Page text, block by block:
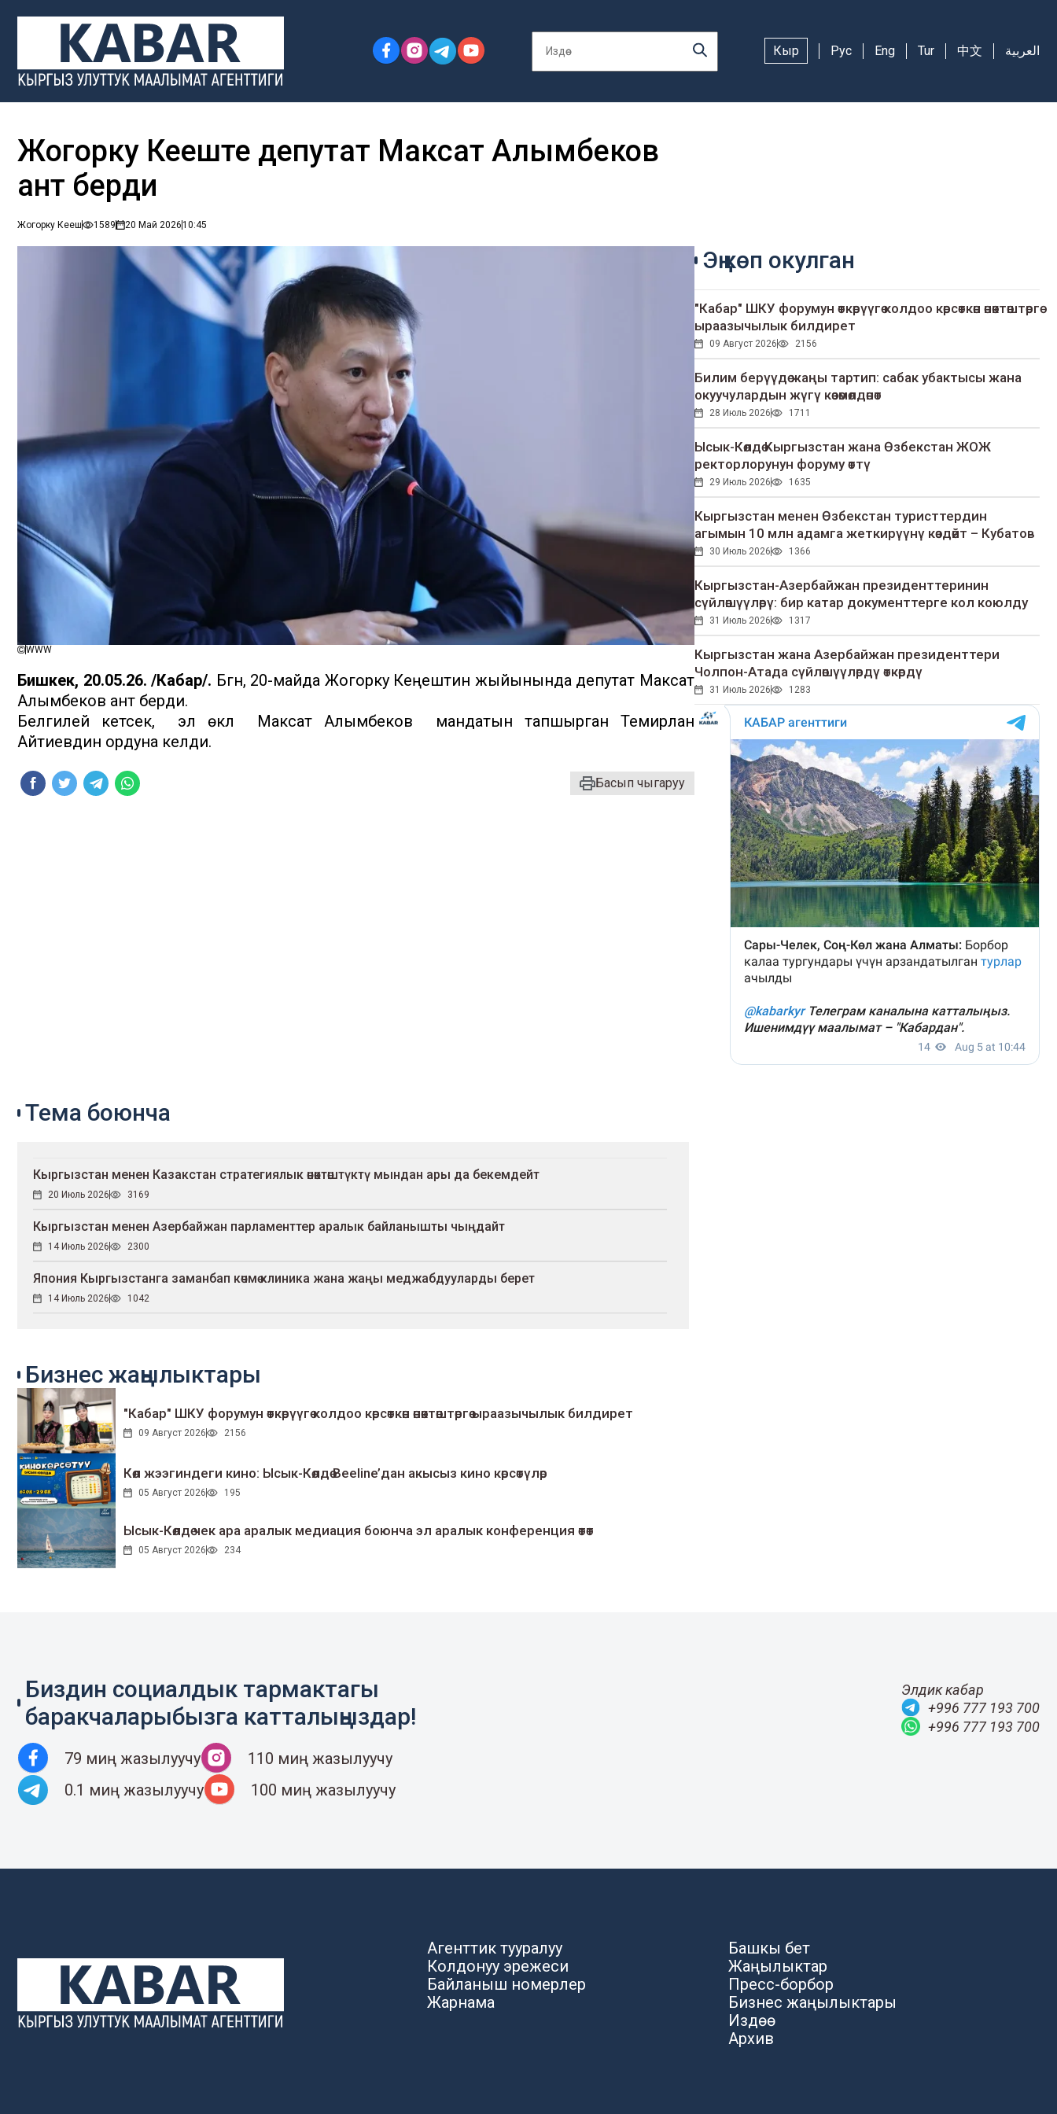
Кыр Рус Eng Tur 中文 العربية
Жогорку Кеңеште депутат Максат Алымбеков
ант берди
Жогорку Кеңеш 1589 20 Май 202610:45
WWW
Бишкек, 20.05.26. /Кабар/. Бүгүн, 20-майда Жогорку Кеңештин жыйынында депутат Максат
Алымбеков ант берди.
Белгилей кетсек, эл өкүлү Максат Алымбеков мандатын тапшырган Темирлан
Айтиевдин ордуна келди.
Басып чыгаруу
Эң көп окулган
"Кабар" ШКУ форумун өткөрүүгө колдоо көрсөткөн өнөктөштөргө
ыраазычылык билдирет
09 Август 2026 2156
Билим берүүдө жаңы тартип: сабак убактысы жана
окуучулардын жүгү көзөмөлдөнөт
28 Июль 2026 1711
Ысык-Көлдө Кыргызстан жана Өзбекстан ЖОЖ
ректорлорунун форуму өттү
29 Июль 2026 1635
Кыргызстан менен Өзбекстан туристтердин
агымын 10 млн адамга жеткирүүнү көздөйт – Кубатов
30 Июль 2026 1366
Кыргызстан-Азербайжан президенттеринин
сүйлөшүүлөрү: бир катар документтерге кол коюлду
31 Июль 2026 1317
Кыргызстан жана Азербайжан президенттери
Чолпон-Атада сүйлөшүүлөрдү өткөрдү
31 Июль 2026 1283
Тема боюнча
Кыргызстан менен Казакстан стратегиялык өнөктөштүктү мындан ары да бекемдейт
20 Июль 2026 3169
Кыргызстан менен Азербайжан парламенттер аралык байланышты чыңдайт
14 Июль 2026 2300
Япония Кыргызстанга заманбап көчмө клиника жана жаңы меджабдууларды берет
14 Июль 2026 1042
Бизнес жаңылыктары
"Кабар" ШКУ форумун өткөрүүгө колдоо көрсөткөн өнөктөштөргө ыраазычылык билдирет
09 Август 2026 2156
Көл жээгиндеги кино: Ысык-Көлдө Beeline’дан акысыз кино көрсөтүлөр
05 Август 2026 195
Ысык-Көлдө чек ара аралык медиация боюнча эл аралык конференция өтөт
05 Август 2026 234
Биздин социалдык тармактагы
баракчаларыбызга катталыңыздар!
79 миң жазылуучу
110 миң жазылуучу
0.1 миң жазылуучу
100 миң жазылуучу
Элдик кабар
+996 777 193 700
+996 777 193 700
Агенттик тууралуу
Колдонуу эрежеси
Байланыш номерлер
Жарнама
Башкы бет
Жаңылыктар
Пресс-борбор
Бизнес жаңылыктары
Издөө
Архив